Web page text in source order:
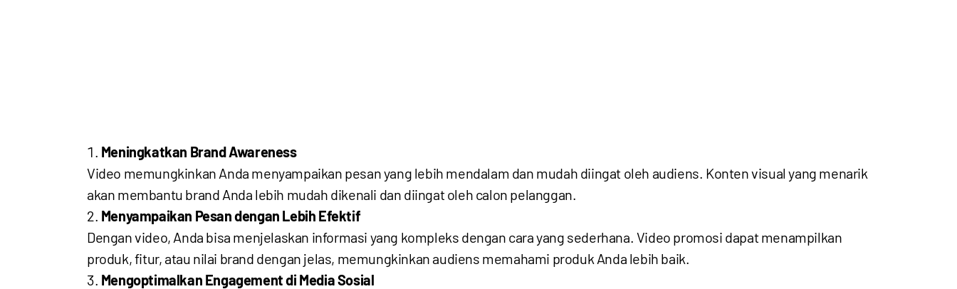
Meningkatkan Brand Awareness
Video memungkinkan Anda menyampaikan pesan yang lebih mendalam dan mudah diingat oleh audiens. Konten visual yang menarik
akan membantu brand Anda lebih mudah dikenali dan diingat oleh calon pelanggan.
Menyampaikan Pesan dengan Lebih Efektif
Dengan video, Anda bisa menjelaskan informasi yang kompleks dengan cara yang sederhana. Video promosi dapat menampilkan
produk, fitur, atau nilai brand dengan jelas, memungkinkan audiens memahami produk Anda lebih baik.
Mengoptimalkan Engagement di Media Sosial